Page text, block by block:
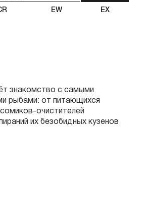
EW EX
знакомство с самыми
рыбами: от питающихся
очистителей
их безобидных кузенов